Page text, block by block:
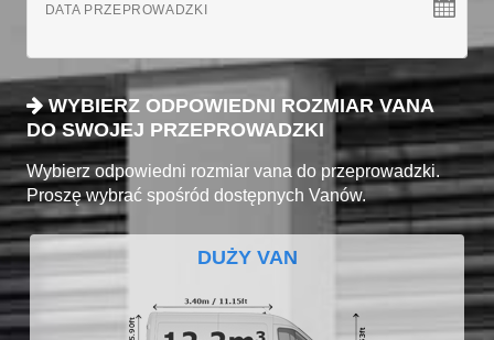
DATA PRZEPROWADZKI
WYBIERZ ODPOWIEDNI ROZMIAR VANA
DO SWOJEJ PRZEPROWADZKI
Wybierz odpowiedni rozmiar vana do przeprowadzki.
Proszę wybrać spośród dostępnych Vanów.
DUŻY VAN